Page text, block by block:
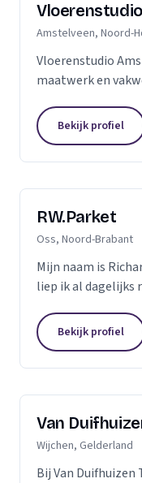
Amstelveen, Noord-
Vloerenstudio
maatwerk en
om type
Geen...
Bekijk profiel
RW.Parket
Oss, Noord-Brabant
Mijn naam is
liep ik al dagelijks
ook de reden dat
Bekijk profiel
Van
Wijchen, Gelderland
Bij Van